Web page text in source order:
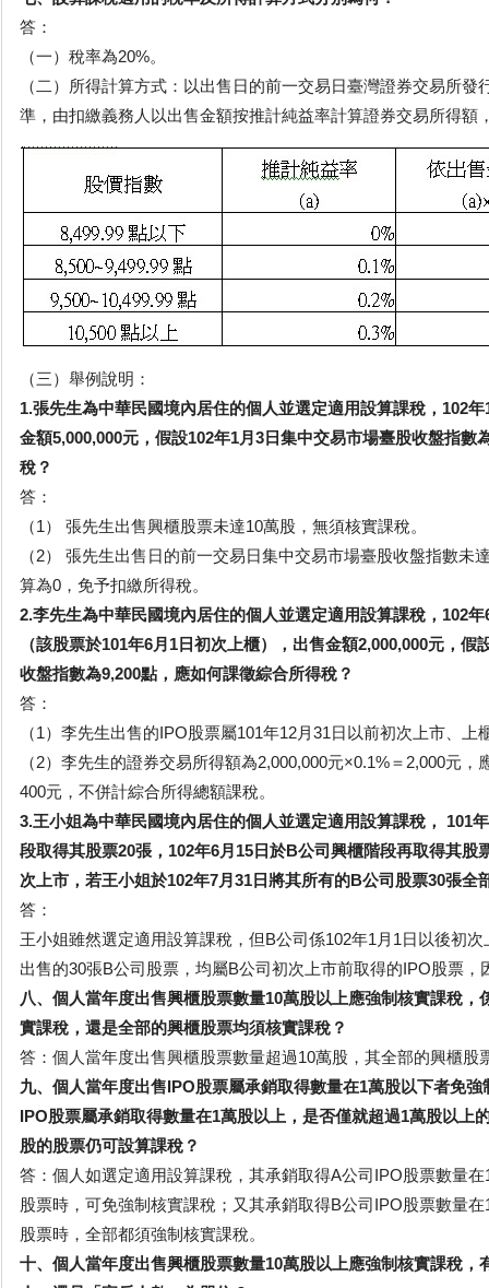
答：
（一）稅率為20%。
（二）所得計算方式：以出售日的前一交易日臺灣證券交易所
準，由扣繳義務人以出售金額按推計純益率計算證券交易所得額
（三）舉例說明：
1.張先生為中華民國境內居住的個人並選定適用設算課稅，102
金額5,000,000元，假設102年1月3日集中交易市場臺股收盤指數
稅？
答：
（1） 張先生出售興櫃股票未達10萬股，無須核實課稅。
（2） 張先生出售日的前一交易日集中交易市場臺股收盤指數未
算為0，免予扣繳所得稅。
2.李先生為中華民國境內居住的個人並選定適用設算課稅，102
（該股票於101年6月1日初次上櫃），出售金額2,000,000元，
收盤指數為9,200點，應如何課徵綜合所得稅？
答：
（1）李先生出售的IPO股票屬101年12月31日以前初次上市、上
（2）李先生的證券交易所得額為2,000,000元×0.1%＝2,000元
400元，不併計綜合所得總額課稅。
3.王小姐為中華民國境內居住的個人並選定適用設算課稅， 101
段取得其股票20張，102年6月15日於B公司興櫃階段再取得其股
次上市，若王小姐於102年7月31日將其所有的B公司股票30張全
答：
王小姐雖然選定適用設算課稅，但B公司係102年1月1日以後初
出售的30張B公司股票，均屬B公司初次上市前取得的IPO股票，
八、個人當年度出售興櫃股票數量10萬股以上應強制核實課稅，
實課稅，還是全部的興櫃股票均須核實課稅？
答：個人當年度出售興櫃股票數量超過10萬股，其全部的興櫃股
九、個人當年度出售IPO股票屬承銷取得數量在1萬股以下者免
IPO股票屬承銷取得數量在1萬股以上，是否僅就超過1萬股以上
股的股票仍可設算課稅？
答：個人如選定適用設算課稅，其承銷取得A公司IPO股票數量
股票時，可免強制核實課稅；又其承銷取得B公司IPO股票數量
股票時，全部都須強制核實課稅。
十、個人當年度出售興櫃股票數量10萬股以上應強制核實課稅，